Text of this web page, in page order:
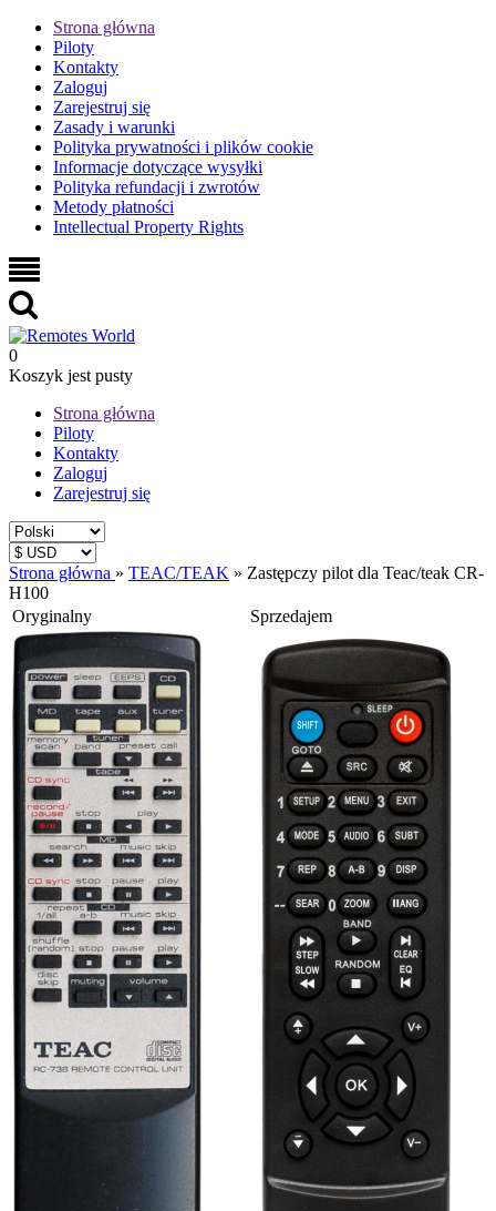
Strona główna
Piloty
Kontakty
Zaloguj
Zarejestruj się
Zasady i warunki
Polityka prywatności i plików cookie
Informacje dotyczące wysyłki
Polityka refundacji i zwrotów
Metody płatności
Intellectual Property Rights
0
Koszyk jest pusty
Strona główna
Piloty
Kontakty
Zaloguj
Zarejestruj się
Strona główna » TEAC/TEAK » Zastępczy pilot dla Teac/teak CR-
H100
Oryginalny
Sprzedajem